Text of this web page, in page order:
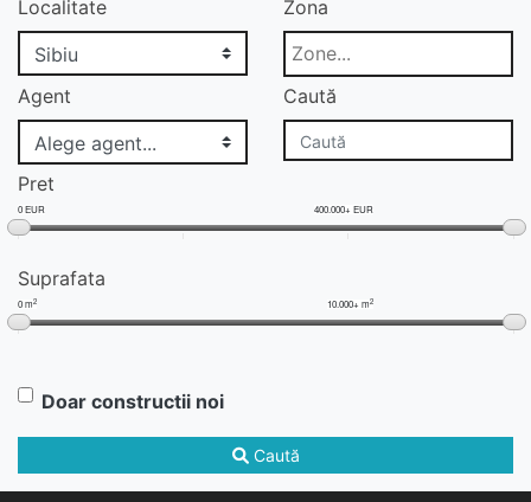
Localitate Zona
Agent Caută
Pret
0 EUR 400.000+ EUR
Suprafata
0 m2 10.000+ m2
Doar constructii noi
Caută